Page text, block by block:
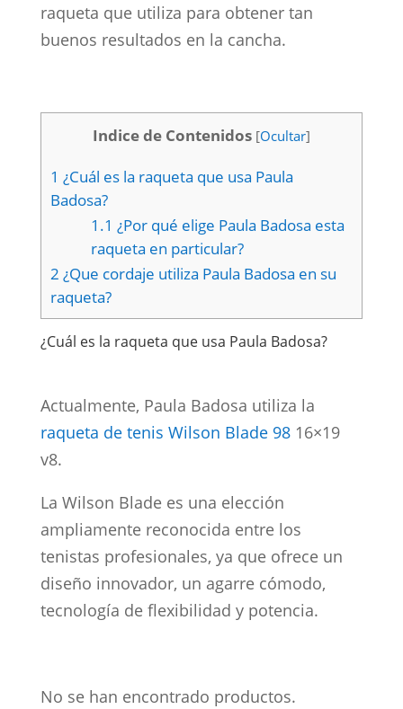
raqueta que utiliza para obtener tan
buenos resultados en la cancha.
Indice de Contenidos [Ocultar]
1 ¿Cuál es la raqueta que usa Paula
Badosa?
1.1 ¿Por qué elige Paula Badosa esta
raqueta en particular?
2 ¿Que cordaje utiliza Paula Badosa en su
raqueta?
¿Cuál es la raqueta que usa Paula Badosa?
Actualmente, Paula Badosa utiliza la
raqueta de tenis Wilson Blade 9816×19
v8.
La Wilson Blade es una elección
ampliamente reconocida entre los
tenistas profesionales, ya que ofrece un
diseño innovador, un agarre cómodo,
tecnología de flexibilidad y potencia.
No se han encontrado productos.